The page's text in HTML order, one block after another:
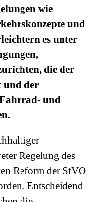
wie
und
es unter
die der
und der
und
Regelung des
Reform der StVO
Entscheidend